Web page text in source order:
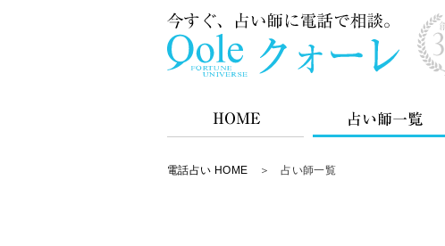
電話占い HOME ＞ 占い師一覧